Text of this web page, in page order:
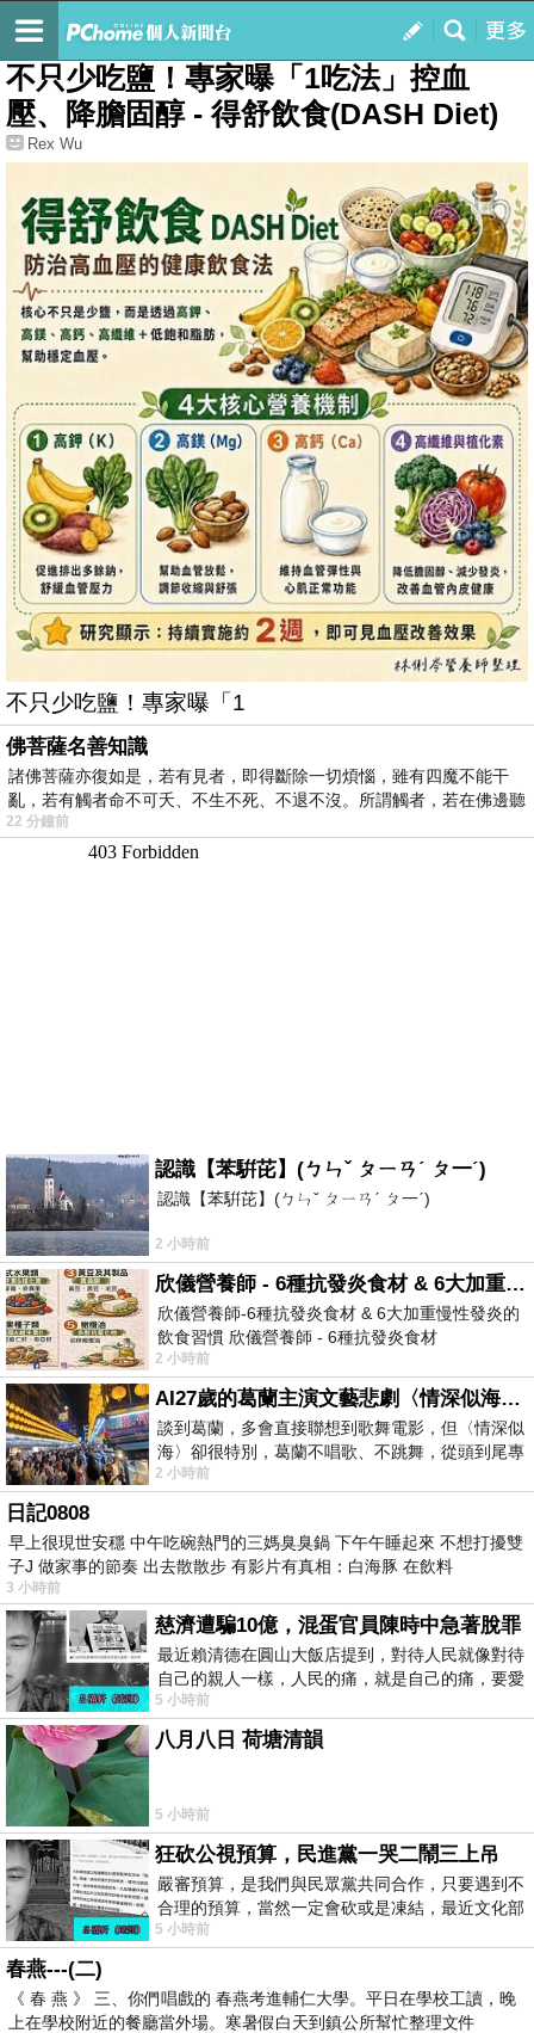
我的
最新文章
不只少吃鹽！專家曝「1吃法」控血
壓、降膽固醇 - 得舒飲食(DASH Diet)
Rex Wu
不只少吃鹽！專家曝「1
佛菩薩名善知識
諸佛菩薩亦復如是，若有見者，即得斷除一切煩惱，雖有四魔不能干
亂，若有觸者命不可夭、不生不死、不退不沒。所謂觸者，若在佛邊聽
受
22 分鐘前
認識【苯騈芘】(ㄅㄣˇ ㄆㄧㄢˊ ㄆ一ˊ)
認識【苯騈芘】(ㄅㄣˇ ㄆㄧㄢˊ ㄆ一ˊ)
2 小時前
欣儀營養師 - 6種抗發炎食材 & 6大加重慢性發炎的飲食習慣
欣儀營養師-6種抗發炎食材 & 6大加重慢性發炎的
飲食習慣 欣儀營養師 - 6種抗發炎食材
https://www.facebook.com/photo/?fbid=147
2 小時前
AI27歲的葛蘭主演文藝悲劇〈情深似海〉 #戀上老電影 #葛蘭 #粟子
談到葛蘭，多會直接聯想到歌舞電影，但〈情深似
海〉卻很特別，葛蘭不唱歌、不跳舞，從頭到尾專
心演戲。拍攝期間，經常工作超過12個鐘
2 小時前
日記0808
早上很現世安穩 中午吃碗熱門的三媽臭臭鍋 下午午睡起來 不想打擾雙
子J 做家事的節奏 出去散散步 有影片有真相：白海豚 在飲料
3 小時前
慈濟遭騙10億，混蛋官員陳時中急著脫罪
最近賴清德在圓山大飯店提到，對待人民就像對待
自己的親人一樣，人民的痛，就是自己的痛，要愛
民如親，說的這麼好聽，實際上根本沒做
5 小時前
八月八日 荷塘清韻
5 小時前
狂砍公視預算，民進黨一哭二鬧三上吊
嚴審預算，是我們與民眾黨共同合作，只要遇到不
合理的預算，當然一定會砍或是凍結，最近文化部
要編列公視和Taiwan plus預算，在110年
5 小時前
春燕---(二)
《 春 燕 》 三、你們唱戲的 春燕考進輔仁大學。平日在學校工讀，晚
上在學校附近的餐廳當外場。寒暑假白天到鎮公所幫忙整理文件